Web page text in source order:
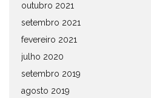
outubro 2021
setembro 2021
fevereiro 2021
julho 2020
setembro 2019
agosto 2019